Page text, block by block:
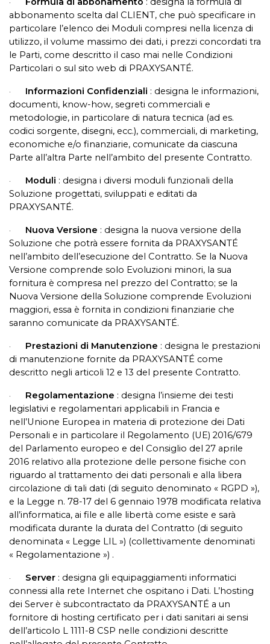
abbonamento scelta dal CLIENT, che può specificare in
particolare l’elenco dei Moduli compresi nella licenza di
utilizzo, il volume massimo dei dati, i prezzi concordati tra
le Parti, come descritto il caso mai nelle Condizioni
Particolari o sul sito web di PRAXYSANTÉ.
· Informazioni Confidenziali : designa le informazioni,
documenti, know-how, segreti commerciali e
metodologie, in particolare di natura tecnica (ad es.
codici sorgente, disegni, ecc.), commerciali, di marketing,
economiche e/o finanziarie, comunicate da ciascuna
Parte all’altra Parte nell’ambito del presente Contratto.
· Moduli : designa i diversi moduli funzionali della
Soluzione progettati, sviluppati e editati da
PRAXYSANTÉ.
· Nuova Versione : designa la nuova versione della
Soluzione che potrà essere fornita da PRAXYSANTÉ
nell’ambito dell’esecuzione del Contratto. Se la Nuova
Versione comprende solo Evoluzioni minori, la sua
fornitura è compresa nel prezzo del Contratto; se la
Nuova Versione della Soluzione comprende Evoluzioni
maggiori, essa è fornita in condizioni finanziarie che
saranno comunicate da PRAXYSANTÉ.
· Prestazioni di Manutenzione : designa le prestazioni
di manutenzione fornite da PRAXYSANTÉ come
descritto negli articoli 12 e 13 del presente Contratto.
· Regolamentazione : designa l’insieme dei testi
legislativi e regolamentari applicabili in Francia e
nell’Unione Europea in materia di protezione dei Dati
Personali e in particolare il Regolamento (UE) 2016/679
del Parlamento europeo e del Consiglio del 27 aprile
2016 relativo alla protezione delle persone fisiche con
riguardo al trattamento dei dati personali e alla libera
circolazione di tali dati (di seguito denominato « RGPD »),
e la Legge n. 78-17 del 6 gennaio 1978 modificata relativa
all’informatica, ai file e alle libertà come esiste e sarà
modificata durante la durata del Contratto (di seguito
denominata « Legge LIL ») (collettivamente denominati
« Regolamentazione ») .
· Server : designa gli equipaggiamenti informatici
connessi alla rete Internet che ospitano i Dati. L’hosting
dei Server è subcontractato da PRAXYSANTÉ a un
fornitore di hosting certificato per i dati sanitari ai sensi
dell’articolo L 1111-8 CSP nelle condizioni descritte